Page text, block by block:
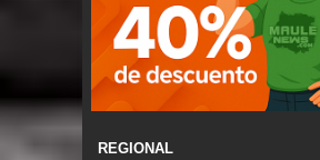
REGIONAL